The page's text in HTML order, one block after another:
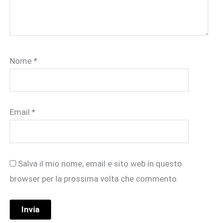
Nome *
Email *
Salva il mio nome, email e sito web in questo
browser per la prossima volta che commento.